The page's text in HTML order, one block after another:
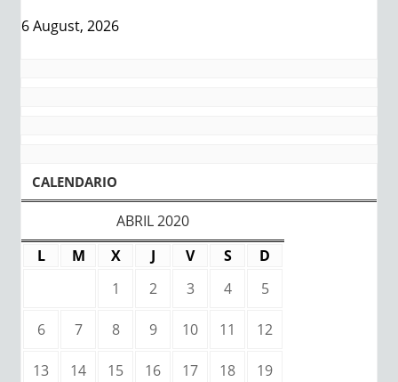
6 August, 2026
CALENDARIO
ABRIL 2020
L
M X J V S
D
1
2 3 4 5
6 7 8 9 10 11 12
13 14 15 16 17 18 19